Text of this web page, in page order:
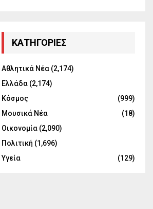
KΑΤΗΓΟΡΊΕΣ
Αθλητικά Νέα (2,174)
Ελλάδα (2,174)
Κόσμος
(999)
Μουσικά Νέα
(18)
Οικονομία (2,090)
Πολιτική (1,696)
Υγεία
(129)